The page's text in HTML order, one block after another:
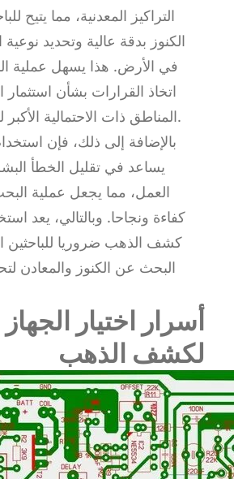
التراكيز المعدنية، مما يتيح
الكنوز بدقة عالية وتحديد
في الأرض. هذا يسهل عملية
اتخاذ القرارات بشأن
المناطق ذات الاحتمالية الأكبر للعثور على الكنوز.
بالإضافة إلى ذلك، فإن
يساعد في تقليل الخطأ
العمل، مما يجعل عملية
كفاءة ونجاحا. وبالتالي، يعد
كشف الذهب ضروريا للباحثين
البحث عن الكنوز والمعادن
أسرار اختيار
لكشف الذهب